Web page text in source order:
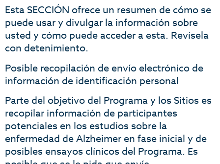
Esta SECCIÓN ofrece un resumen de cómo se
puede usar y divulgar la información sobre
usted y cómo puede acceder a esta. Revísela
con detenimiento.
Posible recopilación de envío electrónico de
información de identificación personal
Parte del objetivo del Programa y los Sitios es
recopilar información de participantes
potenciales en los estudios sobre la
enfermedad de Alzheimer en fase inicial y de
posibles ensayos clínicos del Programa. Es